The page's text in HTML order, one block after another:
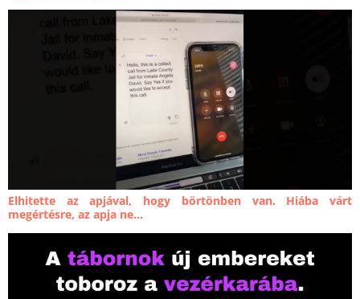
Elhitette az apjával, hogy börtönben van. Hiába várt
megértésre, az apja ne...